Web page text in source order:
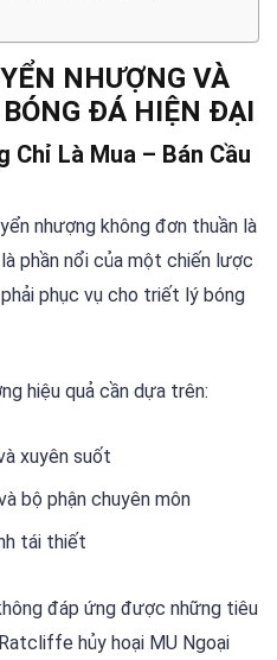
NHƯỢNG VÀ
ĐÁ HIỆN ĐẠI
Chỉ Là Mua – Bán Cầu
nhượng không đơn thuần là
phần nổi của một chiến lược
phục vụ cho triết lý bóng
hiệu quả cần dựa trên:
xuyên suốt
bộ phận chuyên môn
tái thiết
đáp ứng được những tiêu
hủy hoại MU Ngoại